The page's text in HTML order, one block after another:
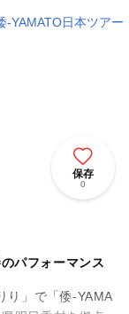
保存
0
パフォーマンス
り」で「倭-YAMA